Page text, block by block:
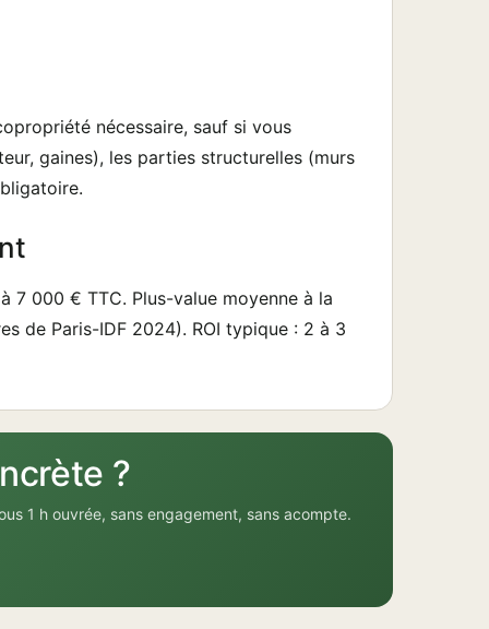
nécessaire, sauf si vous
gaines), les parties structurelles (murs
7 000 € TTC. Plus-value moyenne à la
de Paris-IDF 2024). ROI typique : 2 à 3
?
1 h ouvrée, sans engagement, sans acompte.